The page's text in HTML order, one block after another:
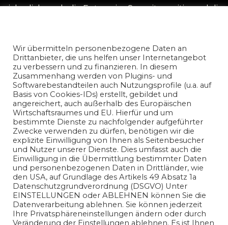
sicherlich auch die Enterprise Security positiv und die
technischer Natur sind; Eine Andere.
Natürlich senden wir die Hinweise wieder einmal an
den freundlichen unbekannten Server im Nirvana.
Wir übermitteln personenbezogene Daten an
Drittanbieter, die uns helfen unser Internetangebot
zu verbessern und zu finanzieren. In diesem
Zusammenhang werden von Plugins- und
Softwarebestandteilen auch Nutzungsprofile (u.a. auf
Basis von Cookies-IDs) erstellt, gebildet und
angereichert, auch außerhalb des Europäischen
Wirtschaftsraumes und EU. Hierfür und um
bestimmte Dienste zu nachfolgender aufgeführter
Zwecke verwenden zu dürfen, benötigen wir die
explizite Einwilligung von Ihnen als Seitenbesucher
und Nutzer unserer Dienste. Dies umfasst auch die
Einwilligung in die Übermittlung bestimmter Daten
und personenbezogenen Daten in Drittländer, wie
den USA, auf Grundlage des Artikels 49 Absatz 1a
Datenschutzgrundverordnung (DSGVO) Unter
EINSTELLUNGEN oder ABLEHNEN können Sie die
Datenverarbeitung ablehnen. Sie können jederzeit
Ihre Privatsphäreneinstellungen ändern oder durch
Veränderung der Einstellungen ablehnen. Es ist Ihnen